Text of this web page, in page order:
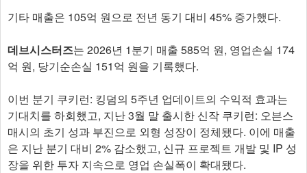
기타 매출은 105억 원으로 전년 동기 대비 45% 증가했다.
데브시스터즈는 2026년 1분기 매출 585억 원, 영업손실 174
억 원, 당기순손실 151억 원을 기록했다.
이번 분기 쿠키런: 킹덤의 5주년 업데이트의 수익적 효과는
기대치를 하회했고, 지난 3월 말 출시한 신작 쿠키런: 오븐스
매시의 초기 성과 부진으로 외형 성장이 정체됐다. 이에 매출
은 지난 분기 대비 2% 감소했고, 신규 프로젝트 개발 및 IP 성
장을 위한 투자 지속으로 영업 손실폭이 확대됐다.